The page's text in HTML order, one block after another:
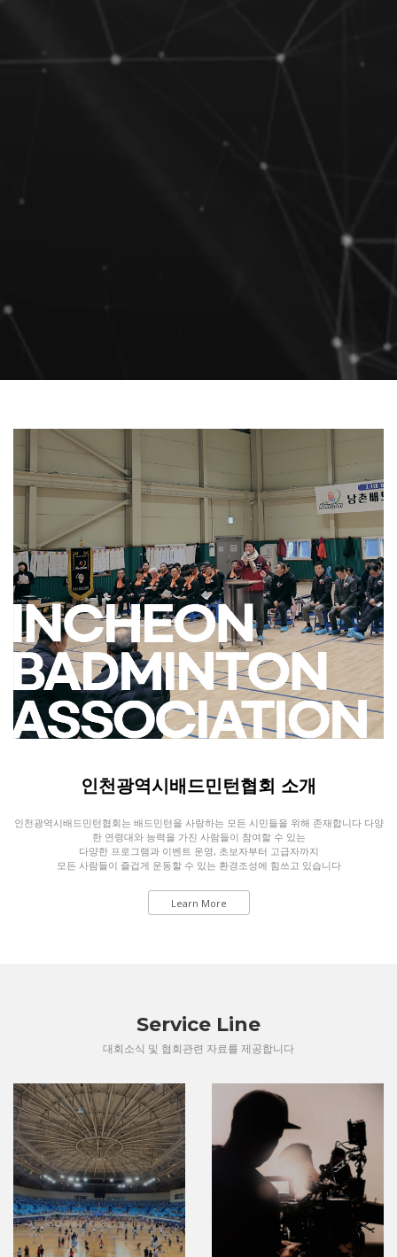
인천광역시배드민턴협회 소개
인천광역시배드민턴협회는 배드민턴을 사랑하는 모든 시민들을 위해 존재합니다 다양
한 연령대와 능력을 가진 사람들이 참여할 수 있는
다양한 프로그램과 이벤트 운영, 초보자부터 고급자까지
모든 사람들이 즐겁게 운동할 수 있는 환경조성에 힘쓰고 있습니다
Learn More
Service Line
대회소식 및 협회관련 자료를 제공합니다